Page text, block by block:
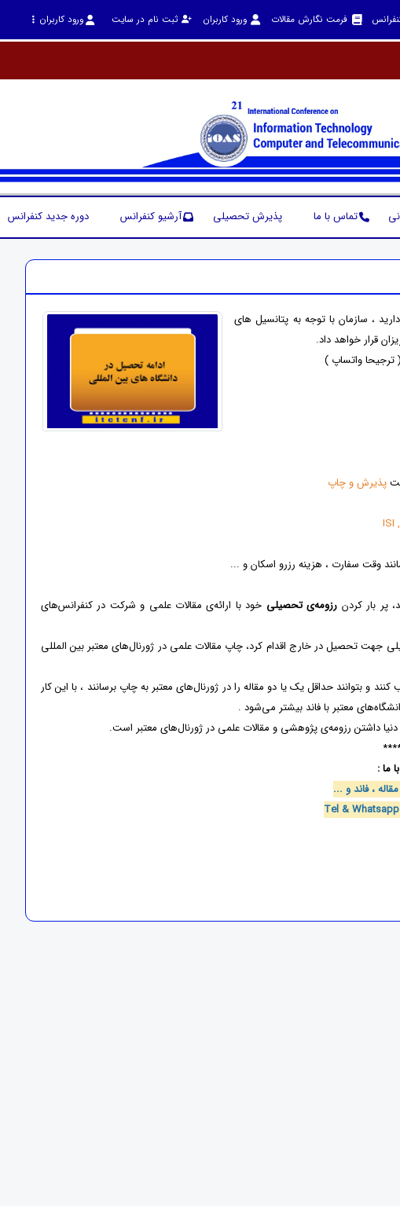
فرمت نگارش مقالات ورود کاربران ثبت نام در سایت ورود کاربران
تماس با ما پذیرش تحصیلی آرشیو کنفرانس دوره جدید کنفرانس
، سازمان با توجه به پتانسیل های
قرار خواهد داد.
ترجیحا واتساپ )
پذیرش و چاپ
ISI
وقت سفارت ، هزینه رزرو اسکان و ...
پر بار کردن رزومه‌ی تحصیلی خود با ارائه‌ی مقالات علمی و شرکت در کنفرانس‌های
تحصیل در خارج اقدام کرد، چاپ مقالات علمی در ژورنال‌های معتبر بین المللی
و بتوانند حداقل یک یا دو مقاله را در ژورنال‌های معتبر به چاپ برسانند ، با این کار
معتبر با فاند بیشتر می‌شود .
داشتن رزومه‌ی پژوهشی و مقالات علمی در ژورنال‌های معتبر است.
ما :
، فاند و ...
Tel &